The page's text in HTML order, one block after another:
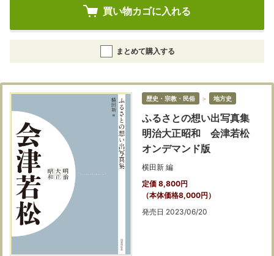
買い物カゴに入れる
まとめて購入する
歴史・宗教・民俗 ＞ 地方史
ふるさとの想い出写真集
明治大正昭和 会津若松
オンデマンド版
横田新 編
定価 8,800円
（本体価格8,000円）
発売日 2023/06/20